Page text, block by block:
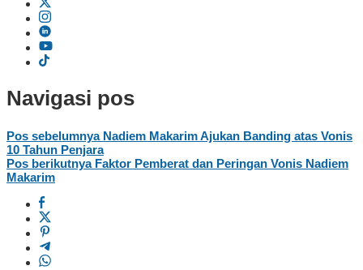
Navigasi pos
Pos sebelumnyaNadiem Makarim Ajukan Banding atas Vonis
10 Tahun Penjara
Pos berikutnyaFaktor Pemberat dan Peringan Vonis Nadiem
Makarim